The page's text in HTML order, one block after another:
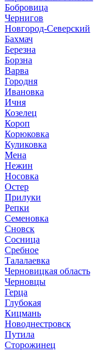
Бобровица
Чернигов
Новгород-Северский
Бахмач
Березна
Борзна
Варва
Городня
Ивановка
Ичня
Козелец
Короп
Корюковка
Куликовка
Мена
Нежин
Носовка
Остер
Прилуки
Репки
Семеновка
Сновск
Сосница
Сребное
Талалаевка
Черновицкая область
Черновцы
Герца
Глубокая
Кицмань
Новоднестровск
Путила
Сторожинец